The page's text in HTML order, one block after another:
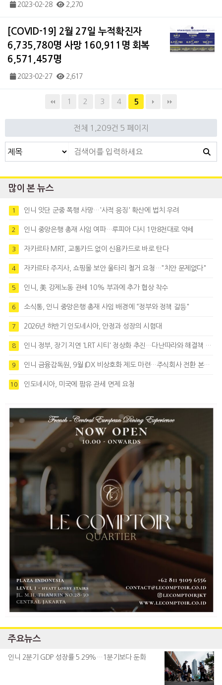
2023-02-28 2,270
[COVID-19] 2월 27일 누적확진자
6,735,780명 사망 160,911명 회복
6,571,457명
2023-02-27 2,617
1 2 3 4 5
전체 1,209건 5 페이지
많이 본 뉴스
1 인니 잇단 군중 폭행 사망…'사적 응징' 확산에 법치 우려
2 인니 중앙은행 총재 사임 여파…루피아 다시 1만8천대로 약세
3 자카르타 MRT, 교통카드 없이 신용카드로 바로 탄다
4 자카르타 주지사, 쇼핑몰 보안 울타리 철거 요청…"치안 문제없다"
5 인니, 美 강제노동 관세 10% 부과에 추가 협상 착수
6 소식통, 인니 중앙은행 총재 사임 배경에 “정부와 정책 갈등"
7 2026년 하반기 인도네시아, 안정과 성장의 시험대
8 인니 정부, 장기 지연 'LRT 시티' 정상화 추진…다난따라와 해결책 모색
9 인니 금융감독원, 9월 IDX 비상호화 제도 마련…주식회사 전환 본격화
10 인도네시아, 미국에 팜유 관세 면제 요청
주요뉴스
인니 2분기 GDP 성장률 5.29%…1분기보다 둔화